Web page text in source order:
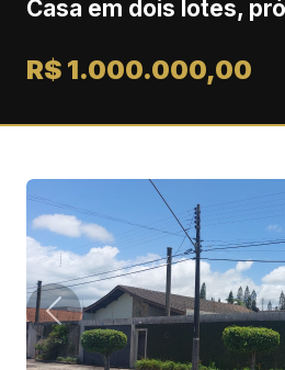
Casa em dois lotes,
R$ 1.000.000,00